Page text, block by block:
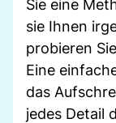
Sie eine
sie Ihnen
probieren
Eine
das
jedes Detail